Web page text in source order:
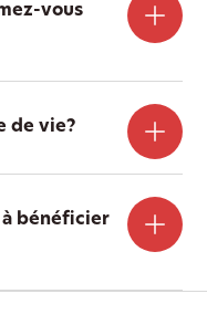
vous
de vie?
à bénéficier